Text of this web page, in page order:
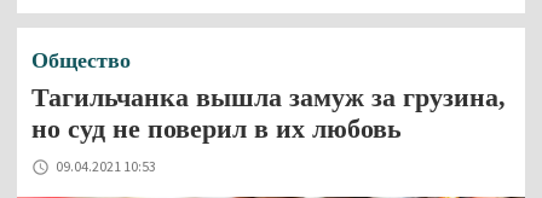
Общество
Тагильчанка вышла замуж за грузина,
но суд не поверил в их любовь
09.04.2021 10:53